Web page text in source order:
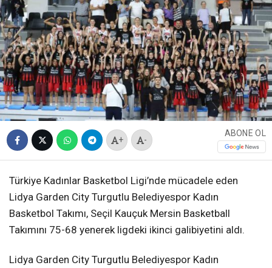
+ -
ABONE OL
Türkiye Kadınlar Basketbol Ligi’nde mücadele eden
Lidya Garden City Turgutlu Belediyespor Kadın
Basketbol Takımı, Seçil Kauçuk Mersin Basketball
Takımını 75-68 yenerek ligdeki ikinci galibiyetini aldı.
Lidya Garden City Turgutlu Belediyespor Kadın